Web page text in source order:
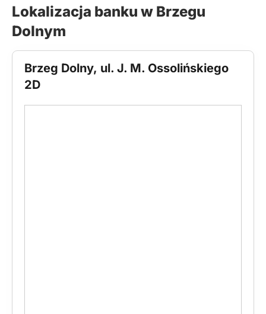
Lokalizacja banku w Brzegu
Dolnym
Brzeg Dolny, ul. J. M. Ossolińskiego
2D